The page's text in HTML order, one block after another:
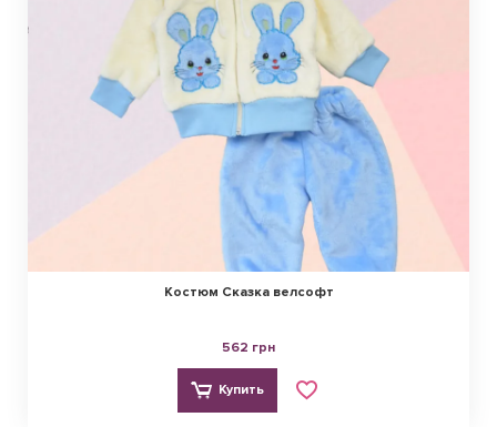
Костюм Сказка велсофт
562 грн
Купить